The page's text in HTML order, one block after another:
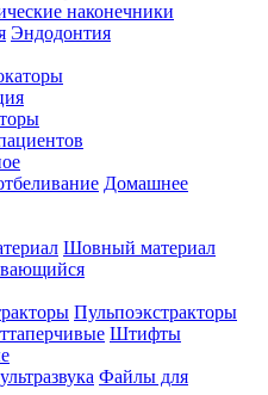
наконечники
Эндодонтия
Домашнее
Шовный материал
Пульпоэкстракторы
Штифты
Файлы для